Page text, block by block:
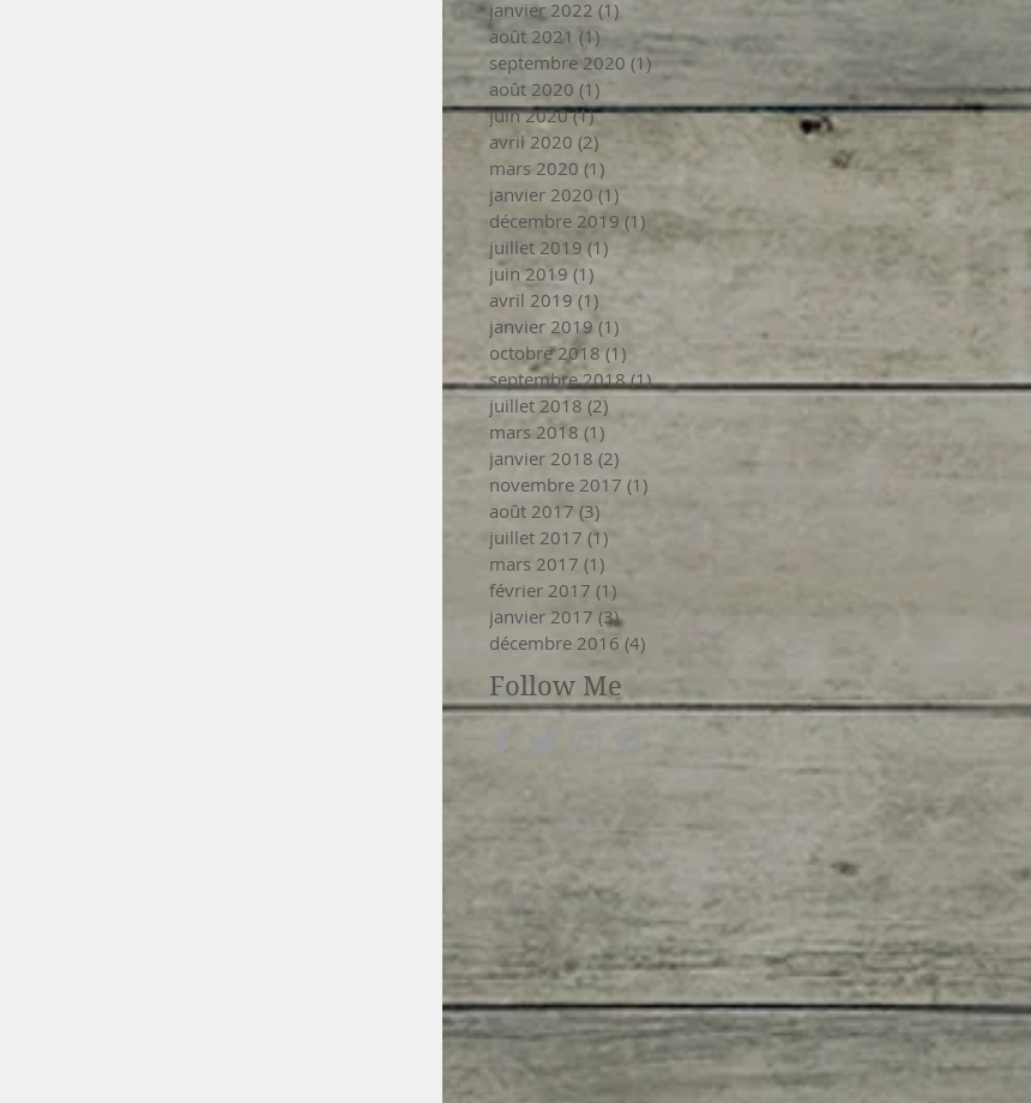
janvier 2022 (1)
août 2021 (1)1 post
septembre 2020 (1) 1 post
août 2020 (1)
juin 2020 (1)1 post
avril 2020 (2) 2 posts
mars 2020 (1)
janvier 2020 (1)1 post
décembre 2019 (1) 1 post
juillet 2019 (1) 1 post
juin 2019 (1)
avril 2019 (1) 1 post
janvier 2019 (1)
octobre 2018 (1)
septembre 2018 (1)1 post
juillet 2018 (2)
mars 2018 (1)
janvier 2018 (2)
novembre 2017 (1)
août 2017 (3)
juillet 2017 (1)1 post
mars 2017 (1)
février 2017 (1)
janvier 2017 (3)3 posts
décembre 2016 (4)
Follow Me